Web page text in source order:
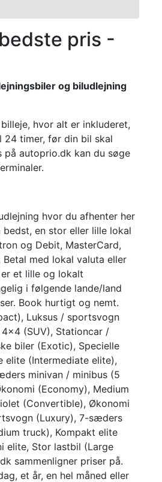
pris -
og biludlejning
hvor alt er inkluderet,
timer, før din bil skal
på autoprio.dk kan du søge
hvor du afhenter her
en stor eller lille lokal
og Debit, MasterCard,
med lokal valuta eller
er et lille og lokalt
i følgende lande/land
Book hurtigt og nemt.
Luksus / sportsvogn
(SUV), Stationcar /
biler (Exotic), Specielle
elite (Intermediate elite),
minivan / minibus (5
(Economy), Medium
(Convertible), Økonomi
(Luxury), 7-sæders
truck), Kompakt elite
elite, Stor lastbil (Large
sammenligner priser på.
et år, en hel måned eller